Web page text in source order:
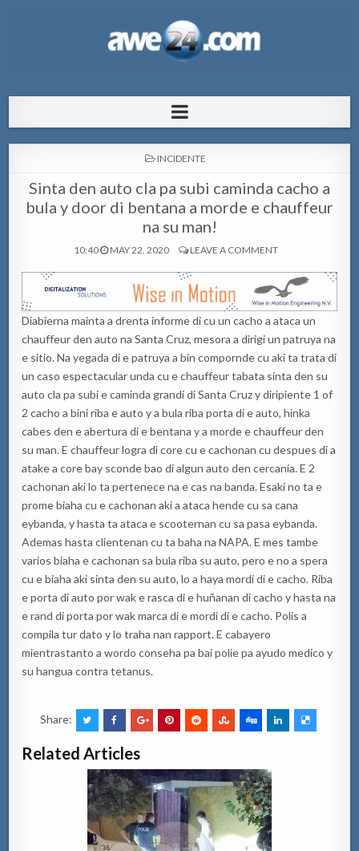
pa Aruba
POSTED
INCIDENTE
Sinta den auto cla pa subi caminda cacho a
bula y door di bentana a morde e chauffeur
na su man!
10:40 MAY 22, 2020 LEAVE A COMMENT
Diabierna mainta a drenta informe di cu un cacho a ataca un
chauffeur den auto na Santa Cruz, mesora a dirigi un patruya na
e sitio. Na yegada di e patruya a bin compornde cu aki ta trata di
un caso espectacular unda cu e chauffeur tabata sinta den su
auto cla pa subi e caminda grandi di Santa Cruz y diripiente 1 of
2 cacho a bini riba e auto y a bula riba porta di e auto, hinka
cabes den e abertura di e bentana y a morde e chauffeur den
su man. E chauffeur logra di core cu e cachonan cu despues di a
atake a core bay sconde bao di algun auto den cercania. E 2
cachonan aki lo ta pertenece na e cas na banda. Esaki no ta e
prome biaha cu e cachonan aki a ataca hende cu sa cana
eybanda, y hasta ta ataca e scooternan cu sa pasa eybanda.
Ademas hasta clientenan cu ta baha na NAPA. E mes tambe
varios biaha e cachonan sa bula riba su auto, pero e no a spera
cu e biaha aki sinta den su auto, lo a haya mordi di e cacho. Riba
e porta di auto por wak e rasca di e huñanan di cacho y hasta na
e rand di porta por wak marca di e mordi di e cacho. Polis a
compila tur dato y lo traha nan rapport. E cabayero
mientrastanto a wordo conseha pa bai polie pa ayudo medico y
su hangua contra tetanus.
Share:
Related Articles